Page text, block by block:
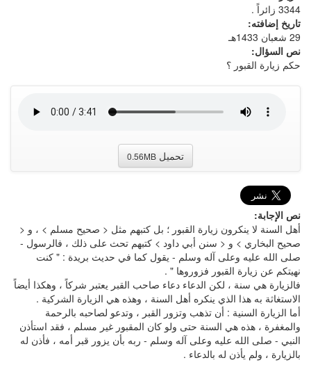
3344 زائراً .
تاريخ إضافته:
29 شعبان 1433هـ
نص السؤال:
حكم زيارة القبور ؟
تحميل 0.56MB
نص الإجابة:
أهل السنة لا ينكرون زيارة القبور ؛ بل كتبهم مثل < صحيح مسلم > ، و <
صحيح البخاري > و < سنن أبي داود > كتبهم تحث على ذلك ، فالرسول -
صلى الله عليه وعلى آله وسلم - يقول كما في حديث بريدة : " كنت
نهيتكم عن زيارة القبور فزوروها " .
فالزيارة هي سنة ، لكن الدعاء دعاء صاحب القبر يعتبر شركاً ، وهكذا أيضاً
الاستغاثة به هذا الذي ينكره أهل السنة ، وهذه هي الزيارة الشركية .
أما الزيارة السنية : أن تذهب وتزور القبر ، وتدعو لصاحبه بالرحمة
والمغفرة ، هذه هي السنة حتى ولو كان المقبور غير مسلم ، فقد استأذن
النبي - صلى الله عليه وعلى آله وسلم - ربه بأن يزور قبر أمه ، فأذن له
بالزيارة ، ولم يأذن له بالدعاء .